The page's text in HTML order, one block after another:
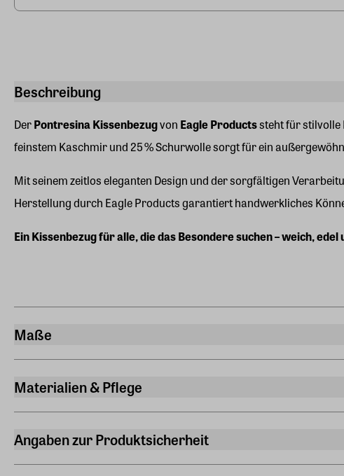
Beschreibung
DerPontresina Kissenbezugvon Eagle Productssteht für stilvolle
feinstem Kaschmir und 25 % Schurwolle sorgt für ein
Mit seinem zeitlos eleganten Design und der sorgfältigen
Herstellung durch Eagle Products garantiert handwerkliches
Ein Kissenbezug für alle, die das Besondere suchen – weich,
Maße
Länge
30 cm
Gewicht
Materialien & Pflege
Pflegehinweis
Reinigung
Angaben zur Produktsicherheit